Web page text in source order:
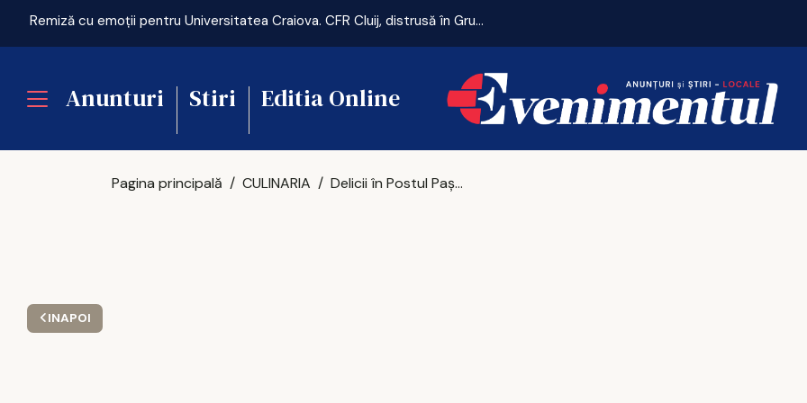
Remiză cu emoții pentru Universitatea Craiova. CFR Cluij, distrusă în Gruia!
Anunturi Stiri Editia Online
INAPOI
Pagina principală CULINARIA Delicii în Postul Paștelui. Gustări sănătoase și rețete pentru o sărbătoare plină de Sens